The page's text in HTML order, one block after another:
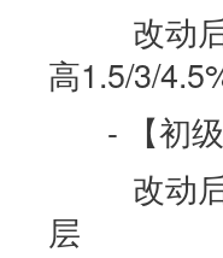
改动后
高1.5/3/
- 【初
改动后
层